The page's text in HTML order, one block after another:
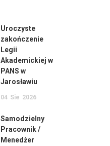
Uroczyste
zakończenie
Legii
Akademickiej w
PANS w
Jarosławiu
04 Sie 2026
Samodzielny
Pracownik /
Menedżer